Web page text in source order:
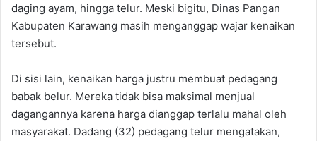
daging ayam, hingga telur. Meski bigitu, Dinas Pangan
Kabupaten Karawang masih menganggap wajar kenaikan
tersebut.
Di sisi lain, kenaikan harga justru membuat pedagang
babak belur. Mereka tidak bisa maksimal menjual
dagangannya karena harga dianggap terlalu mahal oleh
masyarakat. Dadang (32) pedagang telur mengatakan,